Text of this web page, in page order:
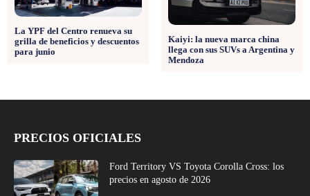
La YPF del Centro renueva su
grilla de beneficios y descuentos
para junio
Kaiyi: la nueva marca china
llega con sus SUVs a Argentina y
Mendoza
PRECIOS OFICIALES
Ford Territory VS Toyota Corolla Cross: los
precios en agosto de 2026